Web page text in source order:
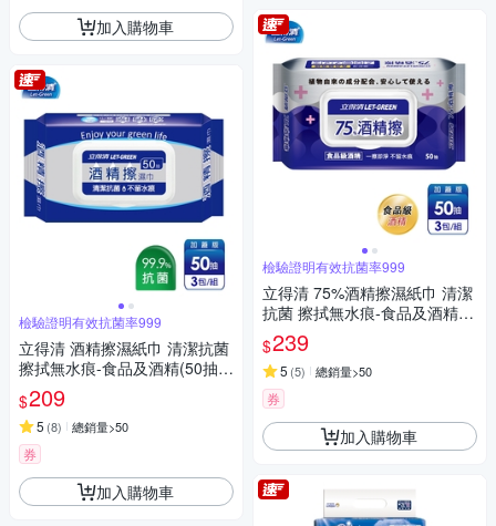
加入購物車
檢驗證明有效抗菌率999
立得清 酒精擦濕紙巾 清潔抗菌
擦拭無水痕-食品及酒精(50抽x
3包)
$209
5 (8) 總銷量>50
券
加入購物車
檢驗證明有效抗菌率999
立得清 75%酒精擦濕紙巾 清潔
抗菌 擦拭無水痕-食品及酒精/
加蓋裝(50抽x3包)
$239
5 (5) 總銷量>50
券
加入購物車